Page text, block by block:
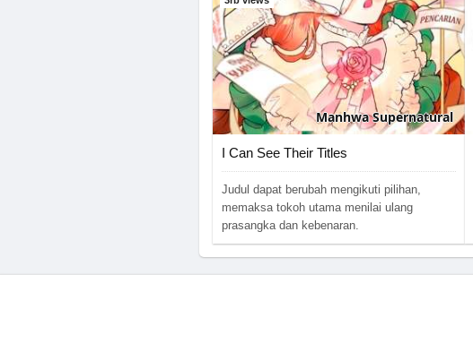
ManhwaSupernatural
I Can See Their Titles
Judul dapat berubah mengikuti pilihan,
memaksa tokoh utama menilai ulang
prasangka dan kebenaran.